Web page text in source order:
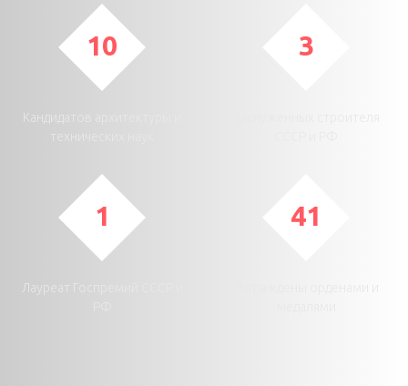
10
Кандидатов архитектуры и
3
1
Лауреат Госпремий СССР и
41